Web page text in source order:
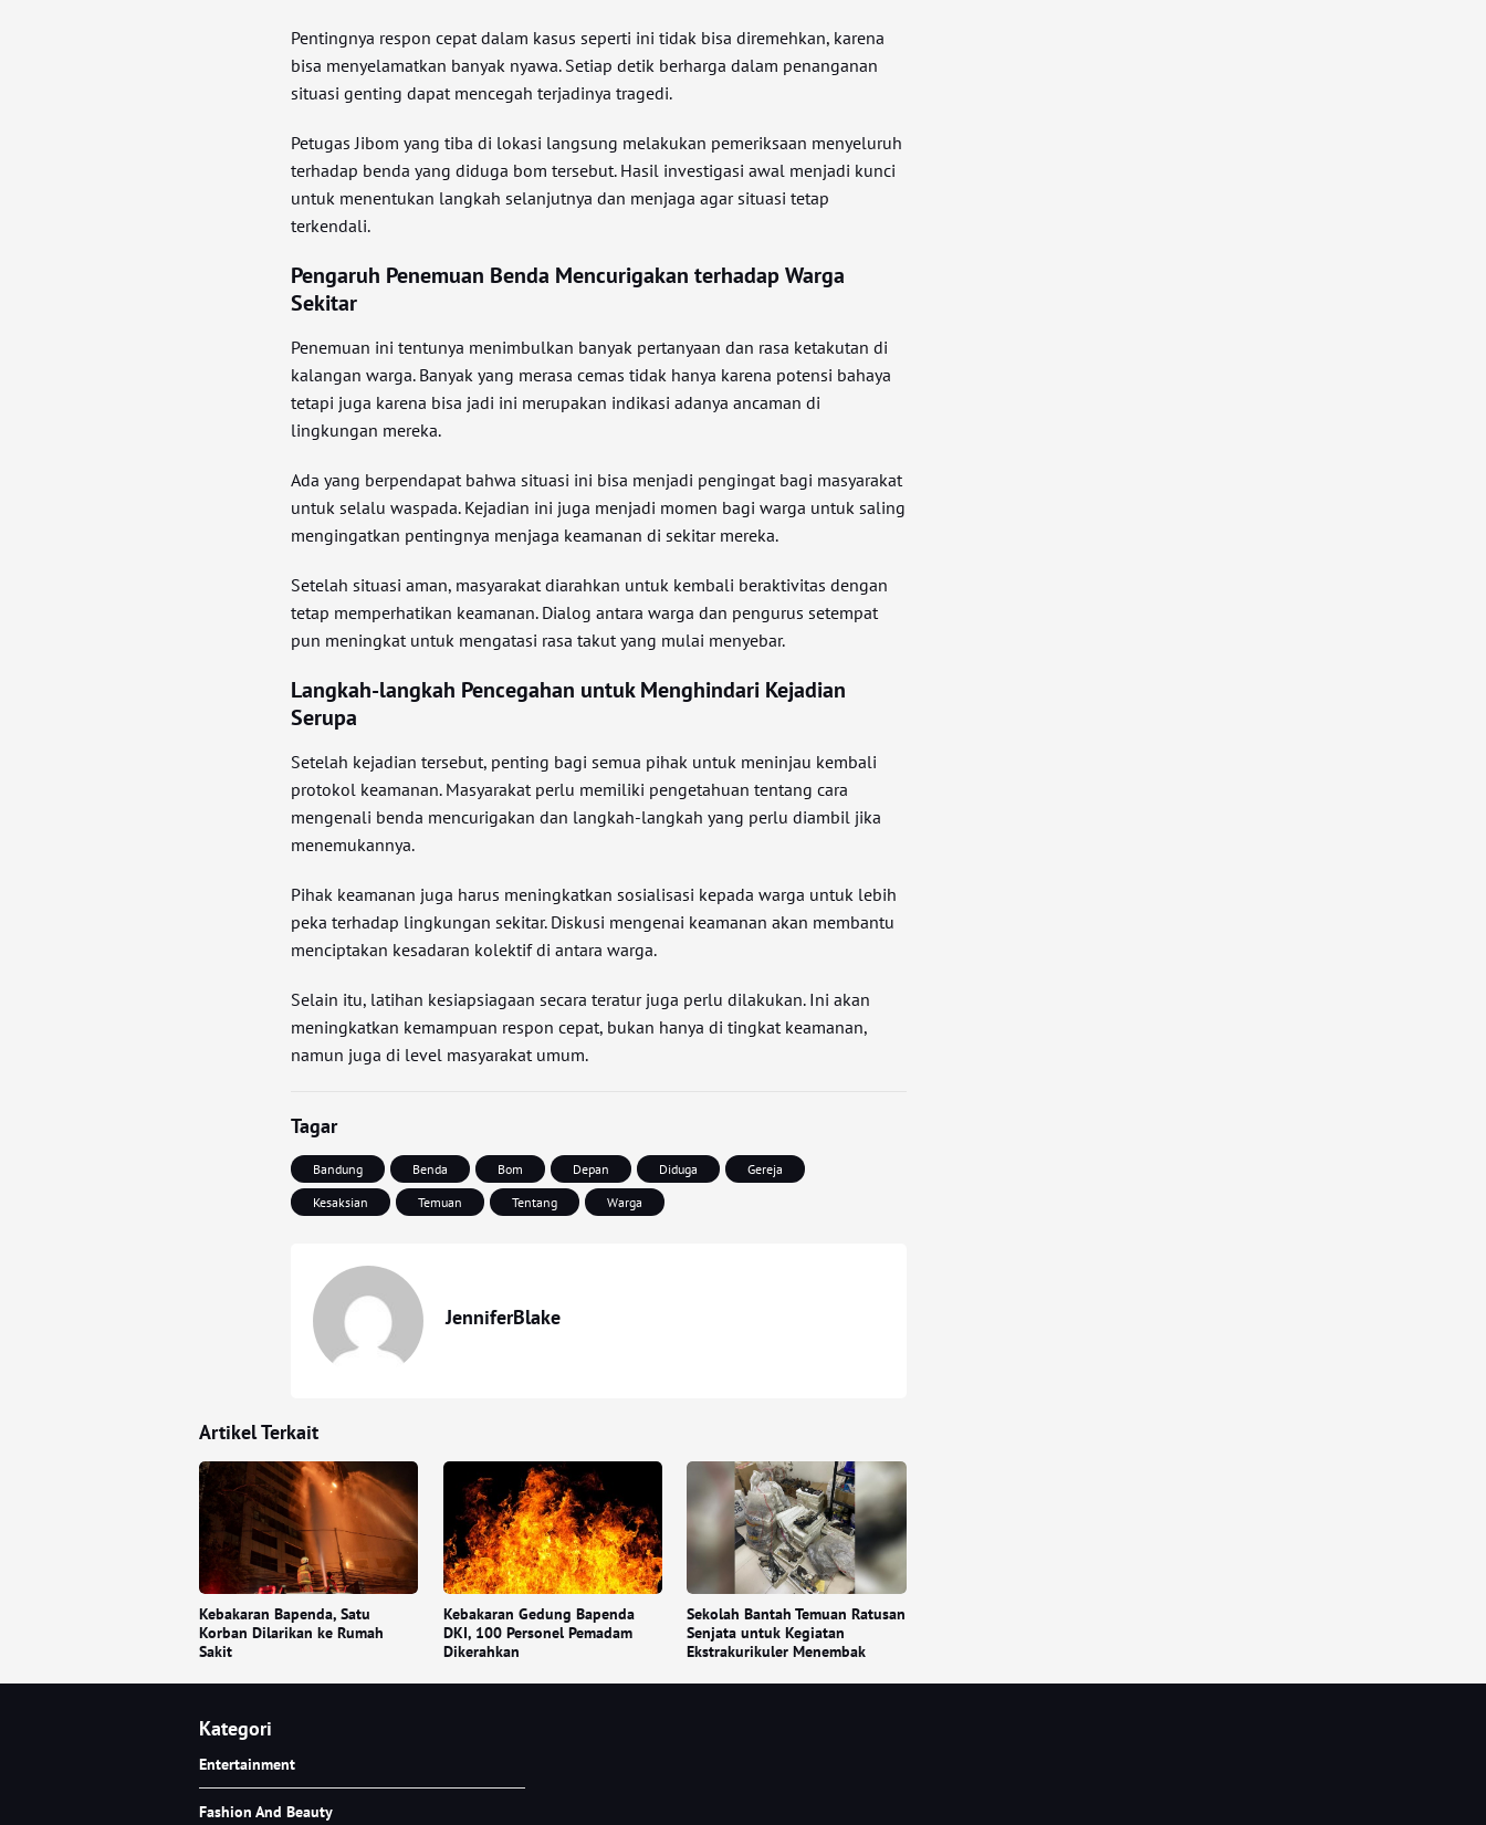
Pentingnya respon cepat dalam kasus seperti ini tidak bisa diremehkan, karena
bisa menyelamatkan banyak nyawa. Setiap detik berharga dalam penanganan
situasi genting dapat mencegah terjadinya tragedi.
Petugas Jibom yang tiba di lokasi langsung melakukan pemeriksaan menyeluruh
terhadap benda yang diduga bom tersebut. Hasil investigasi awal menjadi kunci
untuk menentukan langkah selanjutnya dan menjaga agar situasi tetap
terkendali.
Pengaruh Penemuan Benda Mencurigakan terhadap Warga
Sekitar
Penemuan ini tentunya menimbulkan banyak pertanyaan dan rasa ketakutan di
kalangan warga. Banyak yang merasa cemas tidak hanya karena potensi bahaya
tetapi juga karena bisa jadi ini merupakan indikasi adanya ancaman di
lingkungan mereka.
Ada yang berpendapat bahwa situasi ini bisa menjadi pengingat bagi masyarakat
untuk selalu waspada. Kejadian ini juga menjadi momen bagi warga untuk saling
mengingatkan pentingnya menjaga keamanan di sekitar mereka.
Setelah situasi aman, masyarakat diarahkan untuk kembali beraktivitas dengan
tetap memperhatikan keamanan. Dialog antara warga dan pengurus setempat
pun meningkat untuk mengatasi rasa takut yang mulai menyebar.
Langkah-langkah Pencegahan untuk Menghindari Kejadian
Serupa
Setelah kejadian tersebut, penting bagi semua pihak untuk meninjau kembali
protokol keamanan. Masyarakat perlu memiliki pengetahuan tentang cara
mengenali benda mencurigakan dan langkah-langkah yang perlu diambil jika
menemukannya.
Pihak keamanan juga harus meningkatkan sosialisasi kepada warga untuk lebih
peka terhadap lingkungan sekitar. Diskusi mengenai keamanan akan membantu
menciptakan kesadaran kolektif di antara warga.
Selain itu, latihan kesiapsiagaan secara teratur juga perlu dilakukan. Ini akan
meningkatkan kemampuan respon cepat, bukan hanya di tingkat keamanan,
namun juga di level masyarakat umum.
Tagar
Bandung Benda Bom Depan Diduga
Gereja
Kesaksian
Temuan Tentang Warga
JenniferBlake
Artikel Terkait
Kebakaran Bapenda, Satu
Korban Dilarikan ke Rumah
Sakit
Kebakaran Gedung Bapenda
DKI, 100 Personel Pemadam
Dikerahkan
Sekolah Bantah Temuan Ratusan
Senjata untuk Kegiatan
Ekstrakurikuler Menembak
Kategori
Entertainment
Fashion And Beauty